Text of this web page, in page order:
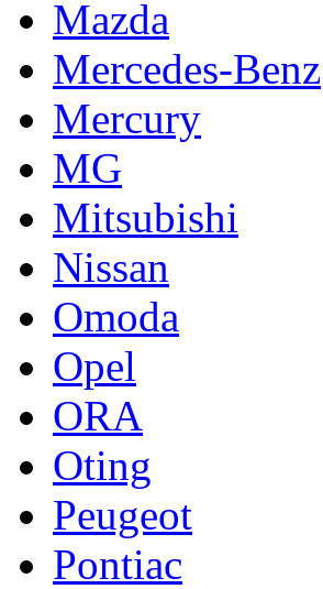
Mazda
Mercedes-Benz
Mercury
MG
Mitsubishi
Nissan
Omoda
Opel
ORA
Oting
Peugeot
Pontiac